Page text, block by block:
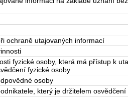
ochraně utajovaných informací
fyzické osoby, která má přístup k
fyzické osoby
osoby
který je držitelem